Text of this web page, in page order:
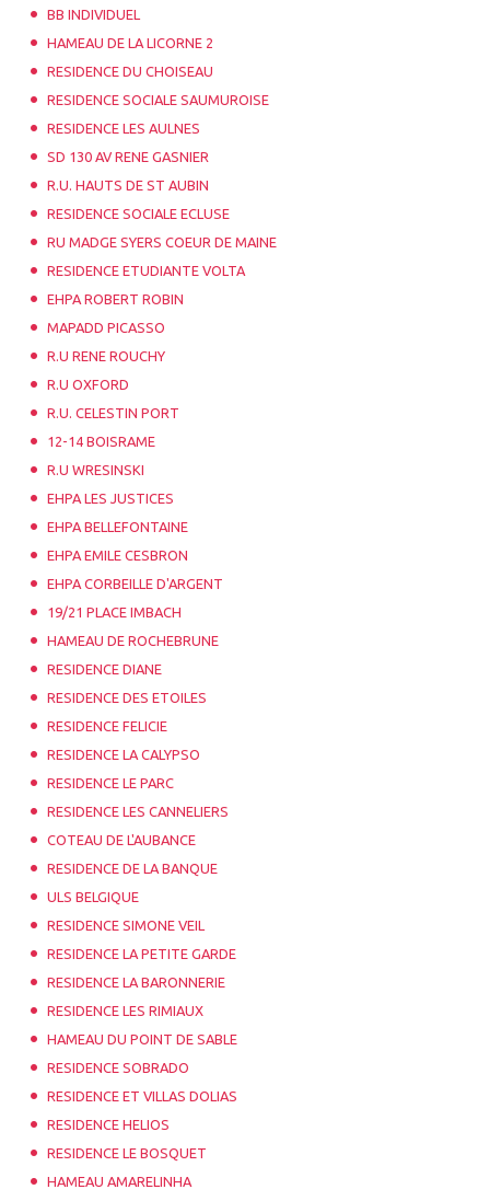
BB INDIVIDUEL
HAMEAU DE LA LICORNE 2
RESIDENCE DU CHOISEAU
RESIDENCE SOCIALE SAUMUROISE
RESIDENCE LES AULNES
SD 130 AV RENE GASNIER
R.U. HAUTS DE ST AUBIN
RESIDENCE SOCIALE ECLUSE
RU MADGE SYERS COEUR DE MAINE
RESIDENCE ETUDIANTE VOLTA
EHPA ROBERT ROBIN
MAPADD PICASSO
R.U RENE ROUCHY
R.U OXFORD
R.U. CELESTIN PORT
12-14 BOISRAME
R.U WRESINSKI
EHPA LES JUSTICES
EHPA BELLEFONTAINE
EHPA EMILE CESBRON
EHPA CORBEILLE D'ARGENT
19/21 PLACE IMBACH
HAMEAU DE ROCHEBRUNE
RESIDENCE DIANE
RESIDENCE DES ETOILES
RESIDENCE FELICIE
RESIDENCE LA CALYPSO
RESIDENCE LE PARC
RESIDENCE LES CANNELIERS
COTEAU DE L'AUBANCE
RESIDENCE DE LA BANQUE
ULS BELGIQUE
RESIDENCE SIMONE VEIL
RESIDENCE LA PETITE GARDE
RESIDENCE LA BARONNERIE
RESIDENCE LES RIMIAUX
HAMEAU DU POINT DE SABLE
RESIDENCE SOBRADO
RESIDENCE ET VILLAS DOLIAS
RESIDENCE HELIOS
RESIDENCE LE BOSQUET
HAMEAU AMARELINHA